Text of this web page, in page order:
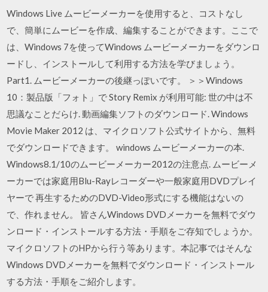
Windows Live ムービーメーカーを使用すると、コストなし
で、簡単にムービーを作成、編集することができます。ここで
は、Windows 7を使ってWindows ムービーメーカーをダウンロ
ードし、インストールして利用する方法を学びましょう。
Part1. ムービーメーカーの後継っぽいです。 ＞＞Windows
10：製品版「フォト」で Story Remix が利用可能: 世の中は不
思議なことだらけ. 動画編集ソフトのダウンロード. Windows
Movie Maker 2012 は、マイクロソフト公式サイトから、無料
でダウンロードできます。 windows ムービーメーカーの本.
Windows8.1/10のムービーメーカー2012の注意点. ムービーメ
ーカーでは家庭用Blu-Rayレコーダーや一般家庭用DVDプレイ
ヤーで 再生するためのDVD-Video形式にする機能はないの
で、作れません。 皆さんWindows DVDメーカーを無料でダウ
ンロード・インストールする方法・手順をご存知でしょうか。
マイクロソフトのHPから行う等あります。本記事ではそんな
Windows DVDメーカーを無料でダウンロード・インストール
する方法・手順をご紹介します。